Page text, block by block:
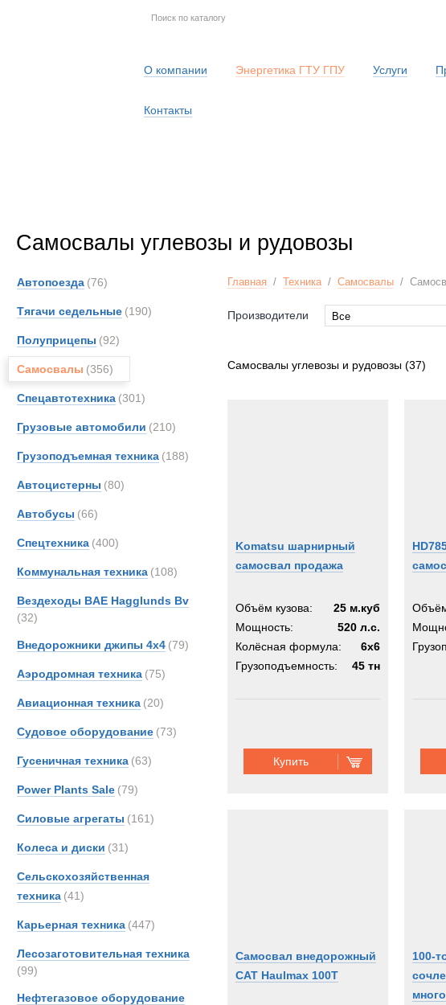
О компании Энергетика ГТУ ГПУ Услуги
Контакты
Самосвалы углевозы и рудовозы
Автопоезда (76)
Тягачи седельные (190)
Полуприцепы (92)
Самосвалы (356)
Спецавтотехника (301)
Грузовые автомобили (210)
Грузоподъемная техника (188)
Автоцистерны (80)
Автобусы (66)
Спецтехника (400)
Коммунальная техника (108)
Вездеходы BAE Hagglunds Bv
(32)
Внедорожники джипы 4х4 (79)
Аэродромная техника (75)
Авиационная техника (20)
Судовое оборудование (73)
Гусеничная техника (63)
Power Plants Sale (79)
Силовые агрегаты (161)
Колеса и диски (31)
Сельскохозяйственная
техника (41)
Карьерная техника (447)
Лесозаготовительная техника
(99)
Нефтегазовое оборудование
Главная / Техника/ Самосвалы /
Производители
Все
Scania
Самосвалы углевозы и рудовозы (37)
Komatsu шарнирный
самосвал продажа
Объём кузова:
25 м.куб
Мощность:
520 л.с.
Колёсная формула:
6x6
Грузоподъемность:
45 тн
Купить
Самосвал внедорожный
CAT Haulmax 100T
100-